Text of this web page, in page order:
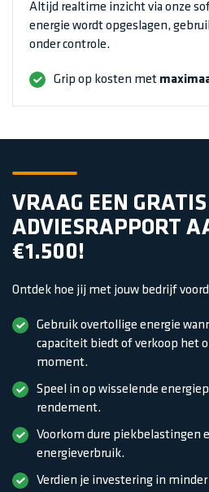
Altijd realtime inzicht via onze
energie wordt opgeslagen,
onder controle.
Grip op kosten met
VRAAG EEN GRATIS
ADVIESRAPPORT
€1.500!
Ontdek hoe jij met jouw bedrijf
Gebruik overtollige energie
capaciteit biedt of verkoop het
moment.
Speel in op wisselende
rendement.
Voorkom dure piekbelastingen
energieverbruik.
Verdien je investering in